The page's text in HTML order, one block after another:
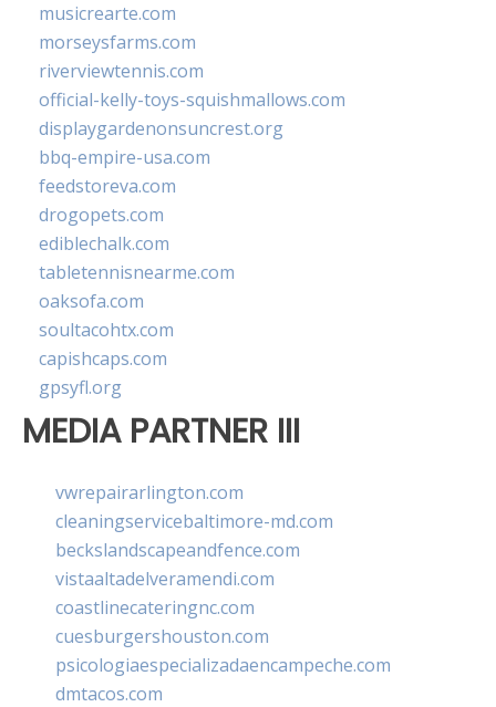
musicrearte.com
morseysfarms.com
riverviewtennis.com
official-kelly-toys-squishmallows.com
displaygardenonsuncrest.org
bbq-empire-usa.com
feedstoreva.com
drogopets.com
ediblechalk.com
tabletennisnearme.com
oaksofa.com
soultacohtx.com
capishcaps.com
gpsyfl.org
MEDIA PARTNER III
vwrepairarlington.com
cleaningservicebaltimore-md.com
beckslandscapeandfence.com
vistaaltadelveramendi.com
coastlinecateringnc.com
cuesburgershouston.com
psicologiaespecializadaencampeche.com
dmtacos.com